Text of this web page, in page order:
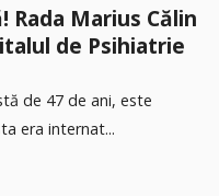
Rada Marius Călin
de Psihiatrie
de 47 de ani, este
era internat...